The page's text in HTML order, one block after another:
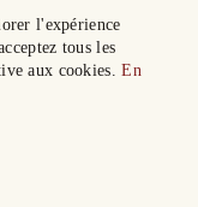
l'expérience
tous les
aux cookies.En